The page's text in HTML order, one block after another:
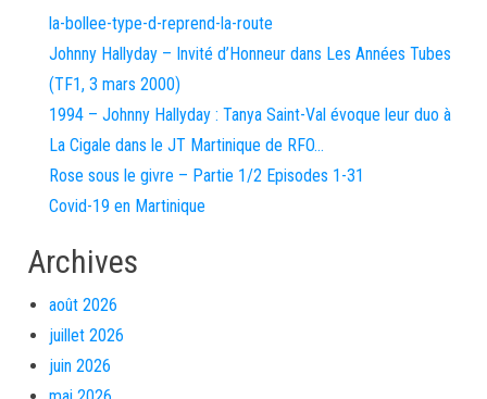
la-bollee-type-d-reprend-la-route
Johnny Hallyday – Invité d’Honneur dans Les Années Tubes
(TF1, 3 mars 2000)
1994 – Johnny Hallyday : Tanya Saint-Val évoque leur duo à
La Cigale dans le JT Martinique de RFO…
Rose sous le givre – Partie 1/2 Episodes 1-31
Covid-19 en Martinique
Archives
août 2026
juillet 2026
juin 2026